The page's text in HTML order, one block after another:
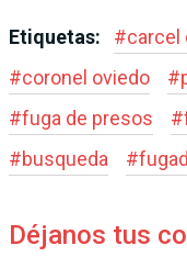
Etiquetas: #carcel
#coronel oviedo #
#fuga de presos #
#busqueda #
Déjanos tus